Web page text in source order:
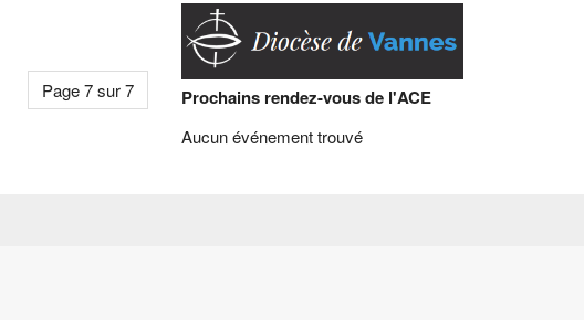
Page 7 sur 7 Prochains rendez-vous de l'ACE
Aucun événement trouvé